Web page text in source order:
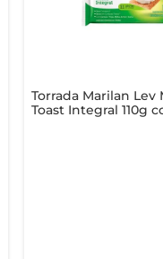
acompanhamento
Torrada Marilan Lev
Toast Integral 110g